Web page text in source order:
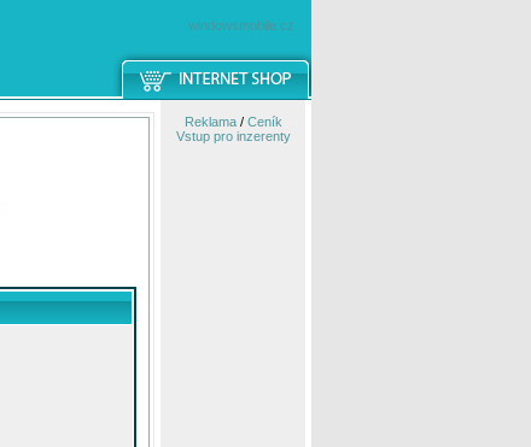
windowsmobile.cz
Reklama/ Ceník
Vstup pro inzerenty